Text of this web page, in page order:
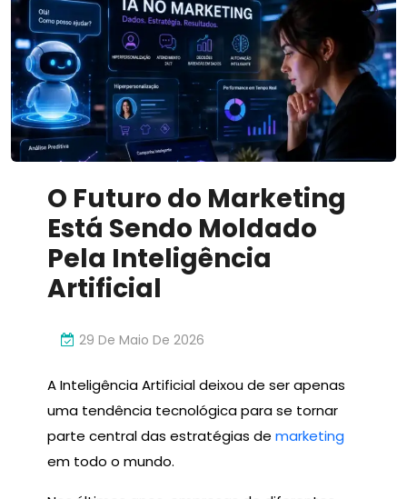
Inovador
O Futuro do Marketing
Está Sendo Moldado
Pela Inteligência
Artificial
29 De Maio De 2026
A Inteligência Artificial deixou de ser apenas
uma tendência tecnológica para se tornar
parte central das estratégias de marketing
em todo o mundo.